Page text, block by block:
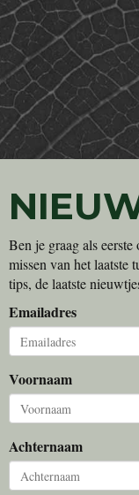
Ben je graag als
missen van het laatste
tips, de laatste
Emailadres
Voornaam
Achternaam